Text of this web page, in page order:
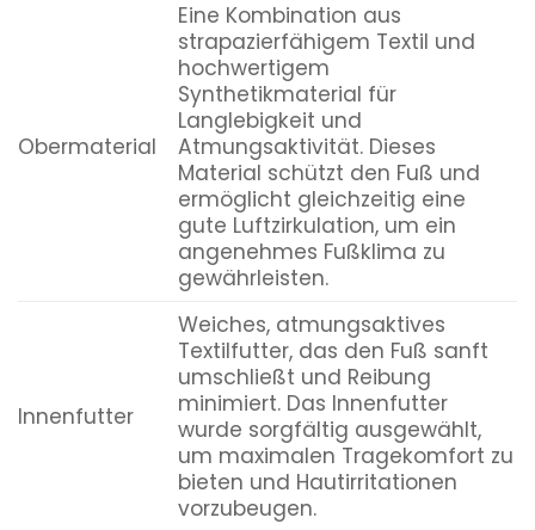
Obermaterial
Eine Kombination aus
strapazierfähigem Textil und
hochwertigem
Synthetikmaterial für
Langlebigkeit und
Atmungsaktivität. Dieses
Material schützt den Fuß und
ermöglicht gleichzeitig eine
gute Luftzirkulation, um ein
angenehmes Fußklima zu
gewährleisten.
Innenfutter
Weiches, atmungsaktives
Textilfutter, das den Fuß sanft
umschließt und Reibung
minimiert. Das Innenfutter
wurde sorgfältig ausgewählt,
um maximalen Tragekomfort zu
bieten und Hautirritationen
vorzubeugen.